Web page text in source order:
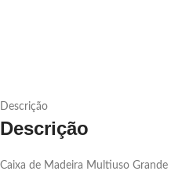
Descrição
Descrição
Caixa de Madeira Multiuso Grande